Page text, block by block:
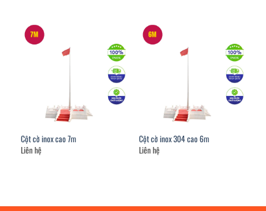
Cột cờ inox cao 7m
Liên hệ
Cột cờ inox 304 cao 6m
Liên hệ